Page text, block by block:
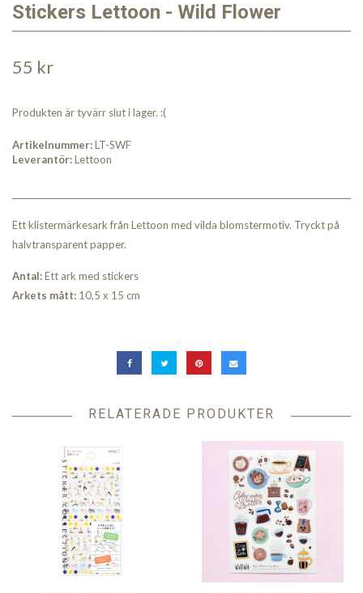
Stickers Lettoon - Wild Flower
55 kr
Produkten är tyvärr slut i lager. :(
Artikelnummer:LT-SWF
Leverantör:Lettoon
Ett klistermärkesark från Lettoon med vilda blomstermotiv. Tryckt på
halvtransparent papper.
Antal:Ett ark med stickers
Arkets mått: 10,5 x 15 cm
RELATERADE PRODUKTER